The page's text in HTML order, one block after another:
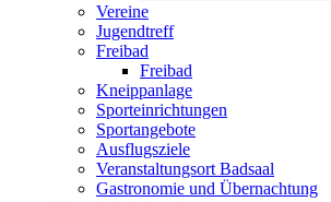
Vereine
Jugendtreff
Freibad
Freibad
Kneippanlage
Sporteinrichtungen
Sportangebote
Ausflugsziele
Veranstaltungsort Badsaal
Gastronomie und Übernachtung